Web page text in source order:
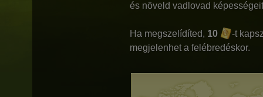
és növeld vadlovad
Ha megszelídíted, 10
-t
megjelenhet a felébredéskor.